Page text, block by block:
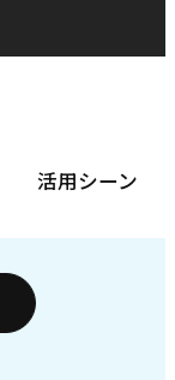
活用シーン